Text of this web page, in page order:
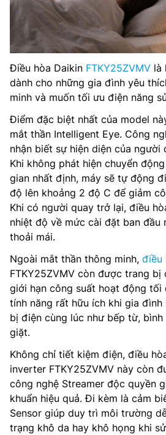
Điều hòa Daikin FTKY25ZVMV là
dành cho những gia đình yêu
minh và muốn tối ưu điện năng
Điểm đặc biệt nhất của model
mắt thần Intelligent Eye. Công
nhận biết sự hiện diện của người
Khi không phát hiện chuyển
gian nhất định, máy sẽ tự động
độ lên khoảng 2 độ C để giảm
Khi có người quay trở lại, điều
nhiệt độ về mức cài đặt ban đầu
thoải mái.
Ngoài mắt thần thông minh, điều
FTKY25ZVMV còn được trang bị
giới hạn công suất hoạt động tối
tính năng rất hữu ích khi gia đình
bị điện cùng lúc như bếp từ,
giặt.
Không chỉ tiết kiệm điện, điều
inverter FTKY25ZVMV này còn
công nghệ Streamer độc quyền
khuẩn hiệu quả. Đi kèm là cảm
Sensor giúp duy trì môi trường
trạng khô da hay khô họng khi